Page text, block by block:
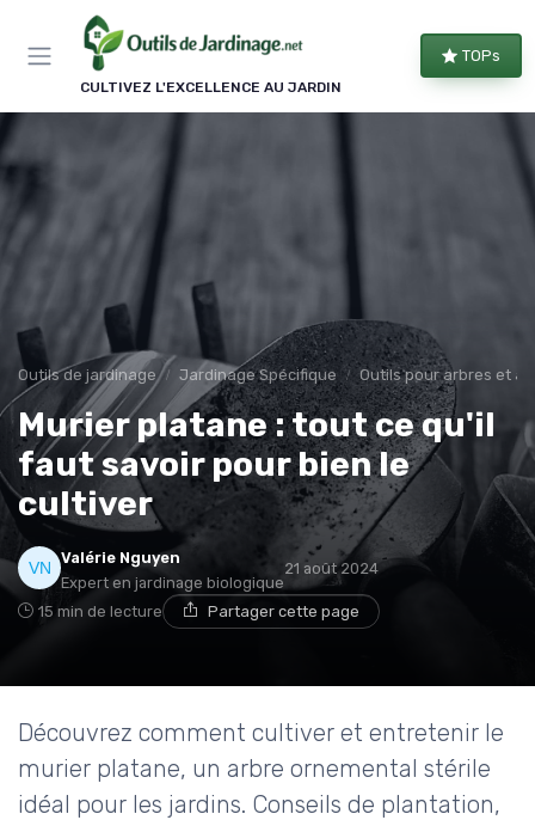
CULTIVEZ L'EXCELLENCE AU JARDIN
TOPs
Outils de jardinage Jardinage Spécifique Outils pour arbres et
Murier platane : tout ce qu'il
faut savoir pour bien le
cultiver
Valérie Nguyen
Expert en jardinage biologique
21 août 2024
15 min de lecture Partager cette page
Découvrez comment cultiver et entretenir le
murier platane, un arbre ornemental stérile
idéal pour les jardins. Conseils de plantation,
Panneau de gestion des cookies